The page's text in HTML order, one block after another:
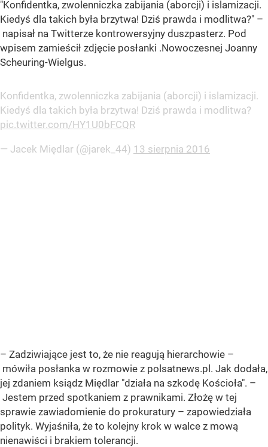
"Konfidentka, zwolenniczka zabijania (aborcji) i islamizacji.
Kiedyś dla takich była brzytwa! Dziś prawda i modlitwa?" –
napisał na Twitterze kontrowersyjny duszpasterz. Pod
wpisem zamieścił zdjęcie posłanki .Nowoczesnej Joanny
Scheuring-Wielgus.
Konfidentka, zwolenniczka zabijania (aborcji) i islamizacji.
Kiedyś dla takich była brzytwa! Dziś prawda i modlitwa?
pic.twitter.com/HY1U0bFCQR
— Jacek Międlar (@jarek_44) 13 sierpnia 2016
– Zadziwiające jest to, że nie reagują hierarchowie –
mówiła posłanka w rozmowie z polsatnews.pl. Jak dodała,
jej zdaniem ksiądz Międlar "działa na szkodę Kościoła". –
Jestem przed spotkaniem z prawnikami. Złożę w tej
sprawie zawiadomienie do prokuratury – zapowiedziała
polityk. Wyjaśniła, że to kolejny krok w walce z mową
nienawiści i brakiem tolerancji.